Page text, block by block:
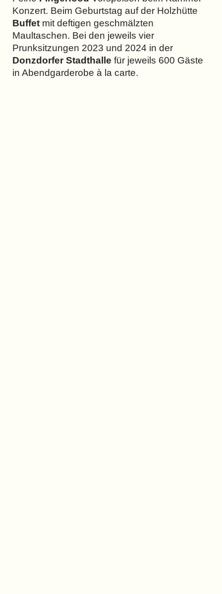
Konzert. Beim Geburtstag auf der Holzhütte
Buffet mit deftigen geschmälzten
Maultaschen. Bei den jeweils vier
Prunksitzungen 2023 und 2024 in der
Donzdorfer Stadthalle für jeweils 600 Gäste
in Abendgarderobe à la carte.